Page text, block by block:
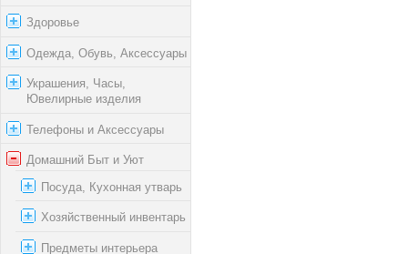
Здоровье
Одежда, Обувь, Аксессуары
Украшения, Часы,
Ювелирные изделия
Телефоны и Аксессуары
Домашний Быт и Уют
Посуда, Кухонная утварь
Хозяйственный инвентарь
Предметы интерьера